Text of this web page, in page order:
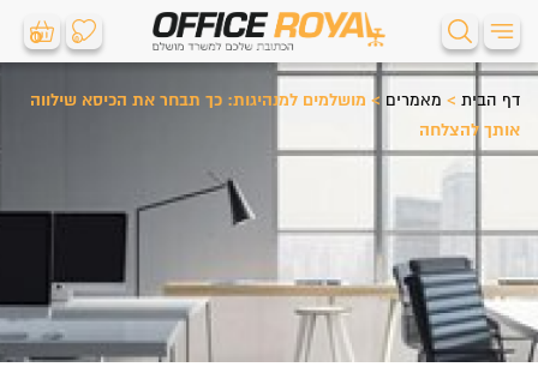
0 0
דף הבית > מאמרים > מושלמים למנהיגות: כך תבחר את הכיסא שילווה
אותך להצלחה